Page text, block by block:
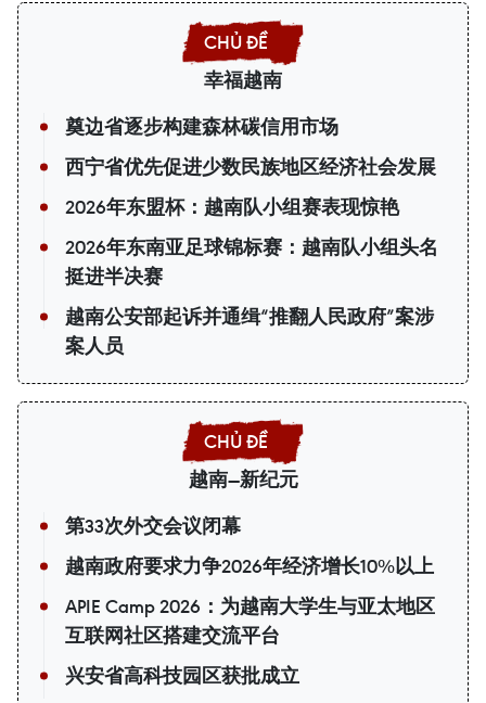
幸福越南
奠边省逐步构建森林碳信用市场
西宁省优先促进少数民族地区经济社会发展
2026年东盟杯：越南队小组赛表现惊艳
2026年东南亚足球锦标赛：越南队小组头名
挺进半决赛
越南公安部起诉并通缉“推翻人民政府”案涉
案人员
越南—新纪元
第33次外交会议闭幕
越南政府要求力争2026年经济增长10%以上
APIE Camp 2026：为越南大学生与亚太地区
互联网社区搭建交流平台
兴安省高科技园区获批成立